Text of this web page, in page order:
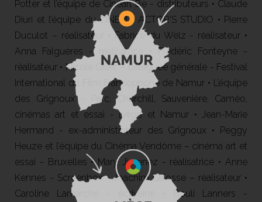
Potter et l’équipe de Cinéart Be - distributeurs • Claude
Diuri et l’équipe du CINEMA ACTOR'S STUDIO • Pierre
Duculot – réalisateur • Fabrice du Welz - réalisateur •
Anna Falguères - réalisatrice • Frédéric Fonteyne -
réalisateur • Nicole Gillet – déléguée générale - Festival
International du Film Francophone de Namur • L’équipe
des Grignoux - Parc, Churchill, Sauvenière, Caméo,
cinémas art et essai - Liège et Namur • Jean-Marie
Hermand - ex-administrateur des Grignoux • Peggy
Heuze et l’équipe du Cinéma Vendôme – cinéma art et
essai - Bruxelles • Mary Jimenez - réalisatrice • Anne
Kennes - Screenbox • Joachim Lafosse – réalisateur •
Caroline Lamarche - écrivaine • Bouli Lanners -